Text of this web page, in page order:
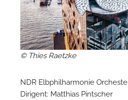
© Thies Raetzke
NDR Elbphilharmonie
Dirigent: Matthias Pintscher